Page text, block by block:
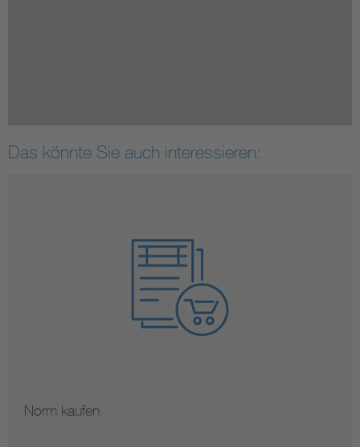
Das könnte Sie auch interessieren:
Norm kaufen